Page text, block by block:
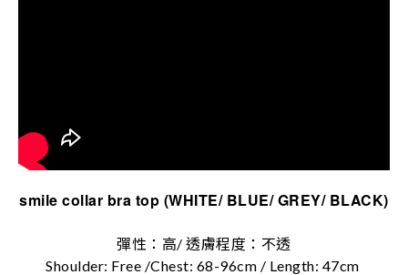
smile collar bra top (WHITE/ BLUE/ GREY/ BLACK)
彈性：高/ 透膚程度：不透
Shoulder: Free /Chest: 68-96cm / Length: 47cm